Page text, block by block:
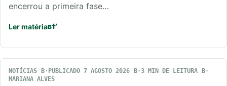
encerrou a primeira fase…
Ler matéria
NOTÍCIAS PUBLICADO 7 AGOSTO 2026
3 MIN DE LEITURA
MARIANA ALVES